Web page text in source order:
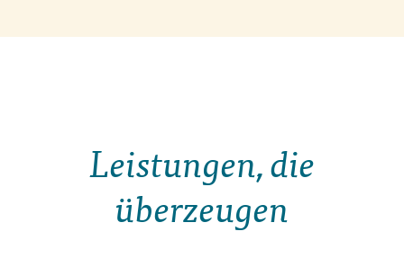
Leistungen, die
überzeugen